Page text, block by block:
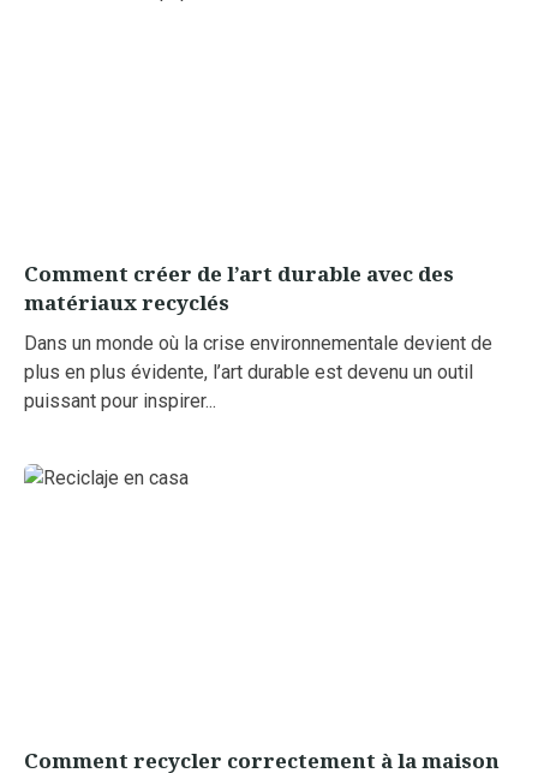
Comment créer de l’art durable avec des
matériaux recyclés
Dans un monde où la crise environnementale devient de
plus en plus évidente, l’art durable est devenu un outil
puissant pour inspirer...
Comment recycler correctement à la maison